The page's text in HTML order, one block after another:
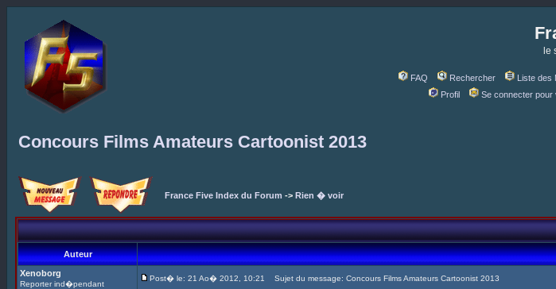
le
FAQ Rechercher Liste des
Profil
Se connecter
Concours Films Amateurs Cartoonist 2013
France Five Index du Forum -> Rien � voir
Auteur
Xenoborg
Reporter ind�pendant
Post� le: 21 Ao� 2012, 10:21 Sujet du message: Concours Films Amateurs Cartoonist 2013